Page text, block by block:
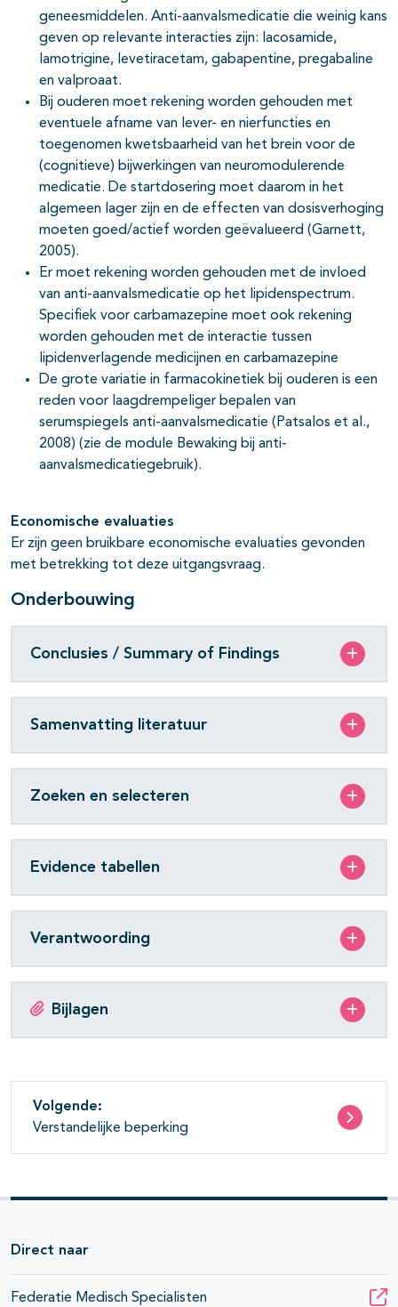
geneesmiddelen. Anti-aanvalsmedicatie die weinig kans
geven op relevante interacties zijn: lacosamide,
lamotrigine, levetiracetam, gabapentine, pregabaline
en valproaat.
Bij ouderen moet rekening worden gehouden met
eventuele afname van lever- en nierfuncties en
toegenomen kwetsbaarheid van het brein voor de
(cognitieve) bijwerkingen van neuromodulerende
medicatie. De startdosering moet daarom in het
algemeen lager zijn en de effecten van dosisverhoging
moeten goed/actief worden geëvalueerd (Garnett,
2005).
Er moet rekening worden gehouden met de invloed
van anti-aanvalsmedicatie op het lipidenspectrum.
Specifiek voor carbamazepine moet ook rekening
worden gehouden met de interactie tussen
lipidenverlagende medicijnen en carbamazepine
De grote variatie in farmacokinetiek bij ouderen is een
reden voor laagdrempeliger bepalen van
serumspiegels anti-aanvalsmedicatie (Patsalos et al.,
2008) (zie de module Bewaking bij anti-
aanvalsmedicatiegebruik).
Economische evaluaties
Er zijn geen bruikbare economische evaluaties gevonden
met betrekking tot deze uitgangsvraag.
Onderbouwing
Conclusies / Summary of Findings
Samenvatting literatuur
Zoeken en selecteren
Evidence tabellen
Verantwoording
Bijlagen
Volgende:
Verstandelijke beperking
Direct naar
Federatie Medisch Specialisten